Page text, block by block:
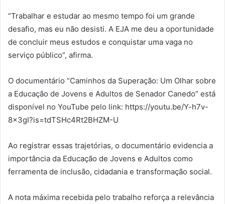
“Trabalhar e estudar ao mesmo tempo foi um grande
desafio, mas eu não desisti. A EJA me deu a oportunidade
de concluir meus estudos e conquistar uma vaga no
serviço público”, afirma.
O documentário “Caminhos da Superação: Um Olhar sobre
a Educação de Jovens e Adultos de Senador Canedo” está
disponível no YouTube pelo link: https://youtu.be/Y-h7v-
8x3gI?is=tdTSHc4Rt2BHZM-U
Ao registrar essas trajetórias, o documentário evidencia a
importância da Educação de Jovens e Adultos como
ferramenta de inclusão, cidadania e transformação social.
A nota máxima recebida pelo trabalho reforça a relevância